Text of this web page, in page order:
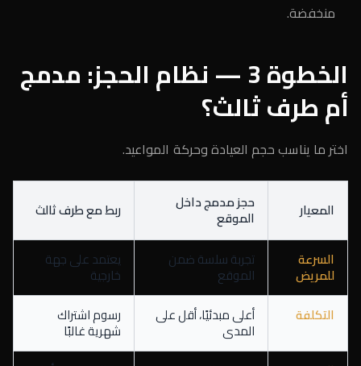
منخفضة.
الخطوة 3 — نظام الحجز: مدمج
أم طرف ثالث؟
اختر ما يناسب حجم العيادة وحركة المواعيد.
المعيار حجز مدمج داخل
الموقع ربط مع طرف ثالث
السرعة
للمريض
تجربة سلسة ضمن
الموقع
يعتمد على جهة
خارجية
التكلفة
أعلى مبدئيًا، أقل على
المدى
رسوم اشتراك
شهرية غالبًا